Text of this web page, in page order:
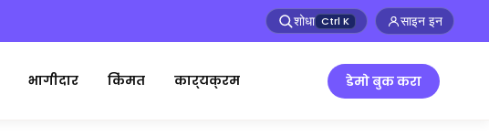
शोधा Ctrl K साइन इन
भागीदार किंमत कार्यक्रम डेमो बुक करा